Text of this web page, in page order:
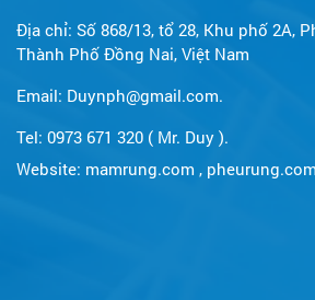
Địa chỉ: Số 868/13, tổ 28, Khu phố 2A,
Thành Phố Đồng Nai, Việt Nam
Email: Duynph@gmail.com.
Tel: 0973 671 320 ( Mr. Duy ).
Website: mamrung.com ,